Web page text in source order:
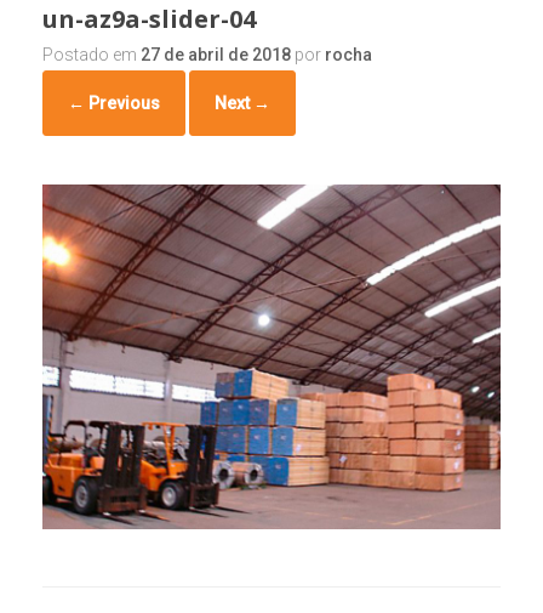
un-az9a-slider-04
Postado em 27 de abril de 2018 por rocha
← Previous Next →